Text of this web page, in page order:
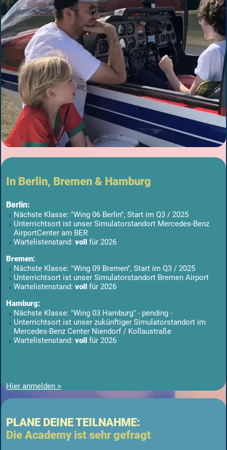
In Berlin, Bremen & Hamburg
Berlin:
Nächste Klasse: "Wing 06 Berlin", Start im Q3 / 2025
Unterrichtsort ist unser Simulatorstandort Mercedes-Benz
AirportCenter am BER
Wartelistenstand: voll für 2026
Bremen:
Nächste Klasse: "Wing 09 Bremen", Start im Q3 / 2025
Unterrichtsort ist unser Simulatorstandort Bremen Airport
Wartelistenstand: voll für 2026
Hamburg:
Nächste Klasse: "Wing 03 Hamburg" - pending -
Unterrichtsort ist unser zukünftiger Simulatorstandort im
Mercedes-Benz Center Niendorf / Kollaustraße
Wartelistenstand: voll für 2026
Hier anmelden >
PLANE DEINE TEILNAHME:
Die Academy ist sehr gefragt